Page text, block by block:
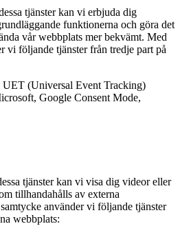
tjänster kan vi erbjuda dig
funktionerna och göra det
vår webbplats mer bekvämt. Med
vi följande tjänster från tredje part på
UET (Universal Event Tracking)
Google Consent Mode,
tjänster kan vi visa dig videor eller
tillhandahålls av externa
använder vi följande tjänster
webbplats: